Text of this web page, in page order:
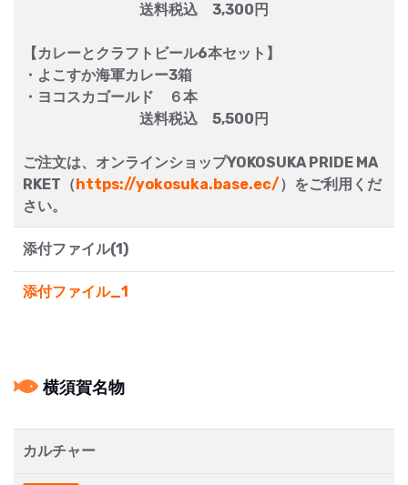
送料税込 3,300円
【カレーとクラフトビール6本セット】
・よこすか海軍カレー3箱
・ヨコスカゴールド ６本
送料税込 5,500円
ご注文は、オンラインショップYOKOSUKA PRIDE MA
RKET（ https://yokosuka.base.ec/）をご利用くだ
さい。
添付ファイル(1)
添付ファイル_1
横須賀名物
カルチャー